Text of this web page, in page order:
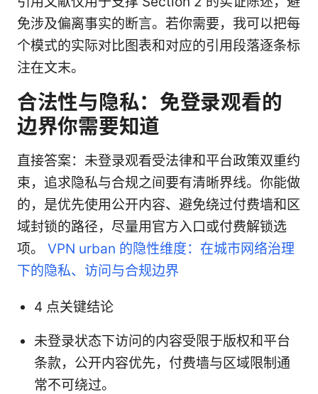
免涉及偏离事实的断言。若你需要，我可以把每
个模式的实际对比图表和对应的引用段落逐条标
注在文末。
合法性与隐私：免登录观看的
边界你需要知道
直接答案：未登录观看受法律和平台政策双重约
束，追求隐私与合规之间要有清晰界线。你能做
的，是优先使用公开内容、避免绕过付费墙和区
域封锁的路径，尽量用官方入口或付费解锁选
项。 VPN urban 的隐性维度：在城市网络治理
下的隐私、访问与合规边界
4 点关键结论
未登录状态下访问的内容受限于版权和平台
条款，公开内容优先，付费墙与区域限制通
常不可绕过。